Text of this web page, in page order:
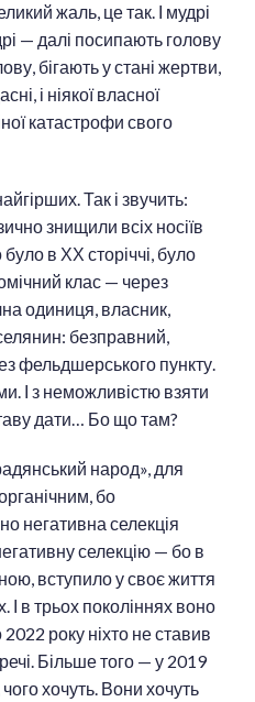
жаль, це так. І мудрі
— далі посипають голову
бігають у стані жертви,
і ніякої власної
катастрофи свого
Так і звучить:
знищили всіх носіїв
в ХХ сторіччі, було
клас — через
одиниця, власник,
безправний,
фельдшерського пункту.
І з неможливістю взяти
дати… Бо що там?
народ», для
бо
негативна селекція
селекцію — бо в
вступило у своє життя
І в трьох поколіннях воно
року ніхто не ставив
Більше того — у 2019
чого хочуть. Вони хочуть